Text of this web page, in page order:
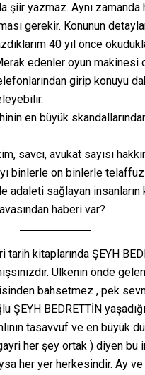
şiir yazmaz. Aynı zamanda
gerekir. Konunun
40 yıl önce
edenler oyun makinesi
girip konuyu
en büyük
savcı, avukat sayısı
binlerle on binlerle
adaleti sağlayan insanların
haberi var?
tarih kitaplarında ŞEYH
Ülkenin önde
bahsetmez , pek
ŞEYH BEDRETTİN yaşadığı
tasavvuf ve en büyük
her şey ortak ) diyen bu
her yer herkesindir. Ay